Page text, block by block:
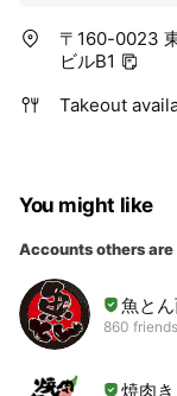
〒160-0023
ビルB1
Takeout
You might like
Accounts others
魚と
860 friends
焼肉